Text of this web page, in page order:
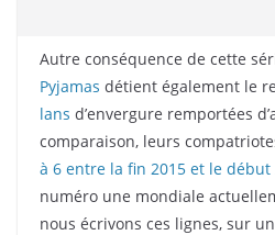
Autre conséquence de cette
Pyjamas détient également le
lans d’envergure remportées
comparaison, leurs
à 6 entre la fin 2015 et le début
numéro une mondiale
nous écrivons ces lignes, sur